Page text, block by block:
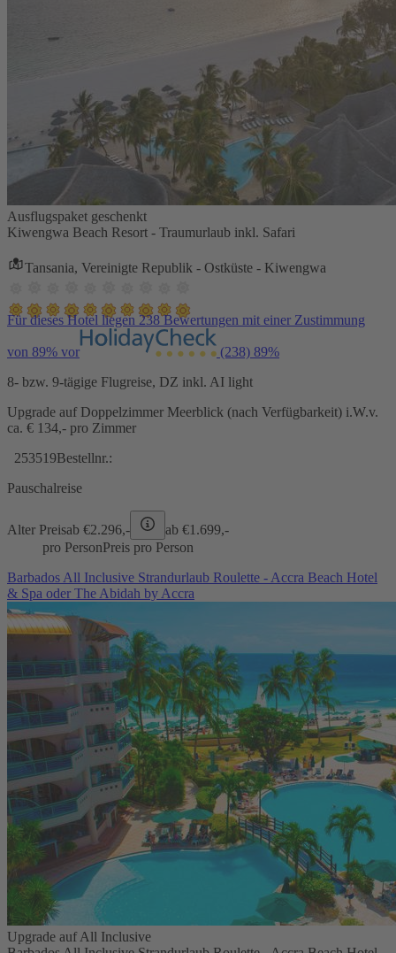
Ausflugspaket geschenkt
Kiwengwa Beach Resort - Traumurlaub inkl. Safari
Tansania, Vereinigte Republik - Ostküste - Kiwengwa
Für dieses Hotel liegen 238 Bewertungen mit einer Zustimmung
von 89% vor (238) 89%
8- bzw. 9-tägige Flugreise, DZ inkl. AI light
Upgrade auf Doppelzimmer Meerblick (nach Verfügbarkeit) i.W.v.
ca. € 134,- pro Zimmer
253519Bestellnr.:
Pauschalreise
Alter Preisab €2.296,- ab €1.699,-
pro PersonPreis pro Person
Barbados All Inclusive Strandurlaub Roulette - Accra Beach Hotel
& Spa oder The Abidah by Accra
Upgrade auf All Inclusive